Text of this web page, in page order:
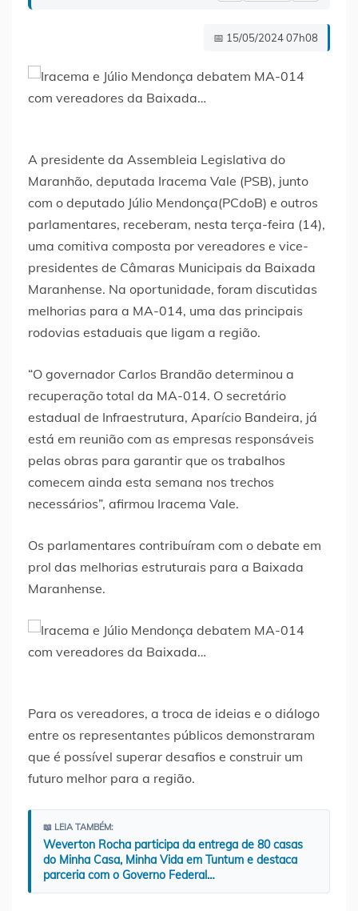
📅 15/05/2024 07h08
A presidente da Assembleia Legislativa do
Maranhão, deputada Iracema Vale (PSB), junto
com o deputado Júlio Mendonça(PCdoB) e outros
parlamentares, receberam, nesta terça-feira (14),
uma comitiva composta por vereadores e vice-
presidentes de Câmaras Municipais da Baixada
Maranhense. Na oportunidade, foram discutidas
melhorias para a MA-014, uma das principais
rodovias estaduais que ligam a região.
“O governador Carlos Brandão determinou a
recuperação total da MA-014. O secretário
estadual de Infraestrutura, Aparício Bandeira, já
está em reunião com as empresas responsáveis
pelas obras para garantir que os trabalhos
comecem ainda esta semana nos trechos
necessários”, afirmou Iracema Vale.
Os parlamentares contribuíram com o debate em
prol das melhorias estruturais para a Baixada
Maranhense.
Para os vereadores, a troca de ideias e o diálogo
entre os representantes públicos demonstraram
que é possível superar desafios e construir um
futuro melhor para a região.
📖 LEIA TAMBÉM:
Weverton Rocha participa da entrega de 80 casas
do Minha Casa, Minha Vida em Tuntum e destaca
parceria com o Governo Federal…